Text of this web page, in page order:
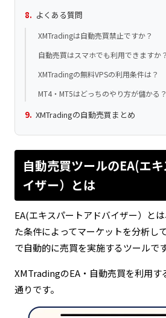
よくある質問
XMTradingは自動売買禁止ですか？
自動売買はスマホでも利用できますか？
XMTradingの無料VPSの利用条件は？
MT4・MT5はどっちのやり方が儲かる？
XMTradingの自動売買まとめ
自動売買ツールのEA(エ
イザー）とは
EA(エキスパートアドバイザー）と
た条件によってマーケットを分析し
で自動的に売買を実施するツールです
XMTradingのEA・自動売買を利用す
通りです。